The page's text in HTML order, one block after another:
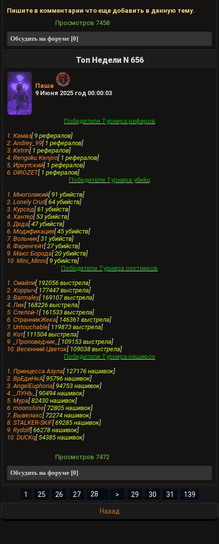
Пишите в комментарии что еще добавить в данную тему.
Просмотров 7458
Обсудить на форуме [0]
Топ Недели N 656
Паша
9 Июня 2025 год 00:00:03
Победители Турнира реферов
1. Камаз[9 рефералов]
2. Andrey_99[1 рефералов]
3. Ketrin[1 рефералов]
4. Rengoku Kenjiro[1 рефералов]
5. Иркутский[1 рефералов]
6. DIROZET[1 рефералов]
Победители Турнира убийц
1. Многоликий[91 убийств]
2. Lonely Crud[64 убийств]
3. Курсед[61 убийств]
4. Хантеp[53 убийств]
5. Деда[47 убийств]
6. Модификация[45 убийств]
7. Вольник[31 убийств]
8. Фаренгейт[27 убийств]
9. Макс Борода[20 убийств]
10. Mini_Minni[9 убийств]
Победители Турнира охотников
1. Смайли[192056 выстрела]
2. Хоррыч[177447 выстрела]
3. Barmaley[169107 выстрела]
4. Лик[168226 выстрела]
5. Слепой-1[161533 выстрела]
6. СтранникЖека[146361 выстрела]
7. Untouchable[119873 выстрела]
8. Кот[111504 выстрела]
9. _Проповедник_ [109153 выстрела]
10. Весенний Цветок[109038 выстрела]
Победители Турнира нашивок
1. Принцесса Азула[127176 нашивок]
2. ВрЕдиНкA[95796 нашивок]
3. AngelEuphoria[94753 нашивок]
4. _ЛУНЬ_ [90494 нашивок]
5. Мура[82430 нашивок]
6. moonshine[72805 нашивок]
7. Вывелакс[72274 нашивок]
8. STALKER-SKIF[69285 нашивок]
9. Rydolf[66278 нашивок]
10. DUCKq[54385 нашивок]
Просмотров 7472
Обсудить на форуме [0]
1 25 26 27 > 29 30 31 139
Назад